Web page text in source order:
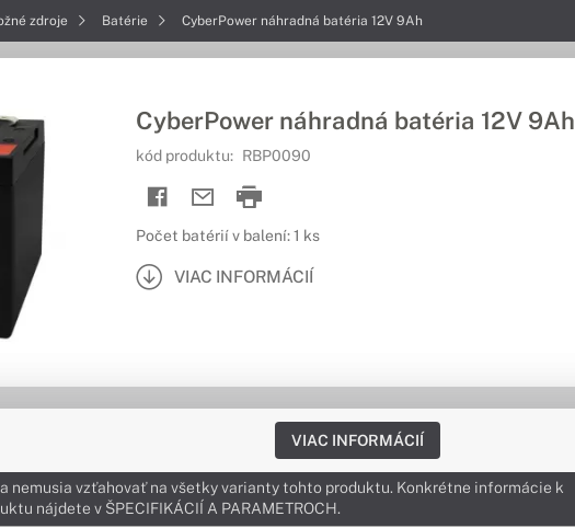
zdroje Batérie CyberPower náhradná batéria 12V 9Ah
CyberPower náhradná batéria 12V 9Ah
kód produktu: RBP0090
Počet batérií v balení: 1 ks
VIAC INFORMÁCIÍ
VIAC INFORMÁCIÍ
nemusia vzťahovať na všetky varianty tohto produktu. Konkrétne informácie k
nájdete v ŠPECIFIKÁCIÍ A PARAMETROCH.